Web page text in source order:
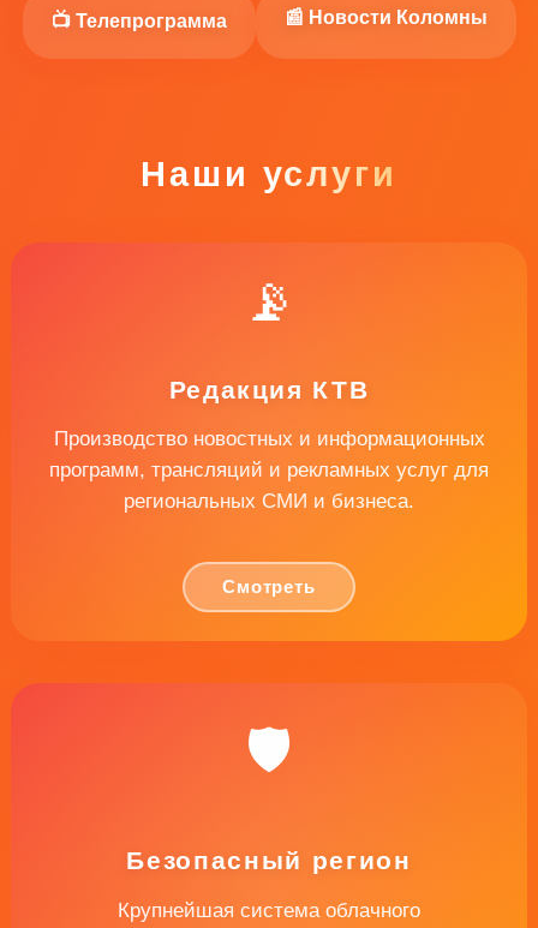
📺 Телепрограмма 📰 Новости Коломны
Наши услуги
📡
Редакция КТВ
Производство новостных и информационных
программ, трансляций и рекламных услуг для
региональных СМИ и бизнеса.
Смотреть
🛡️
Безопасный регион
Крупнейшая система облачного